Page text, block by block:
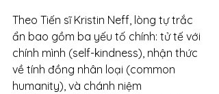
Theo Tiến sĩ Kristin Neff, lòng tự trắc
ẩn bao gồm ba yếu tố chính: tử tế với
chính mình (self-kindness), nhận thức
về tính đồng nhân loại (common
humanity), và chánh niệm